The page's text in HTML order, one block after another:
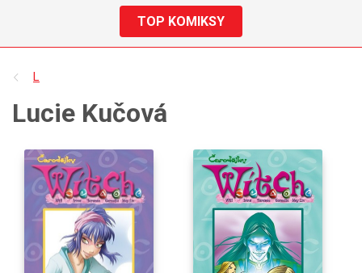
TOP KOMIKSY
L
Lucie Kučová